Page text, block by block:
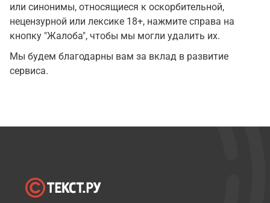
или синонимы, относящиеся к оскорбительной,
нецензурной или лексике 18+, нажмите справа на
кнопку "Жалоба", чтобы мы могли удалить их.
Мы будем благодарны вам за вклад в развитие
сервиса.